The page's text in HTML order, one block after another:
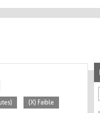
(X) Faible